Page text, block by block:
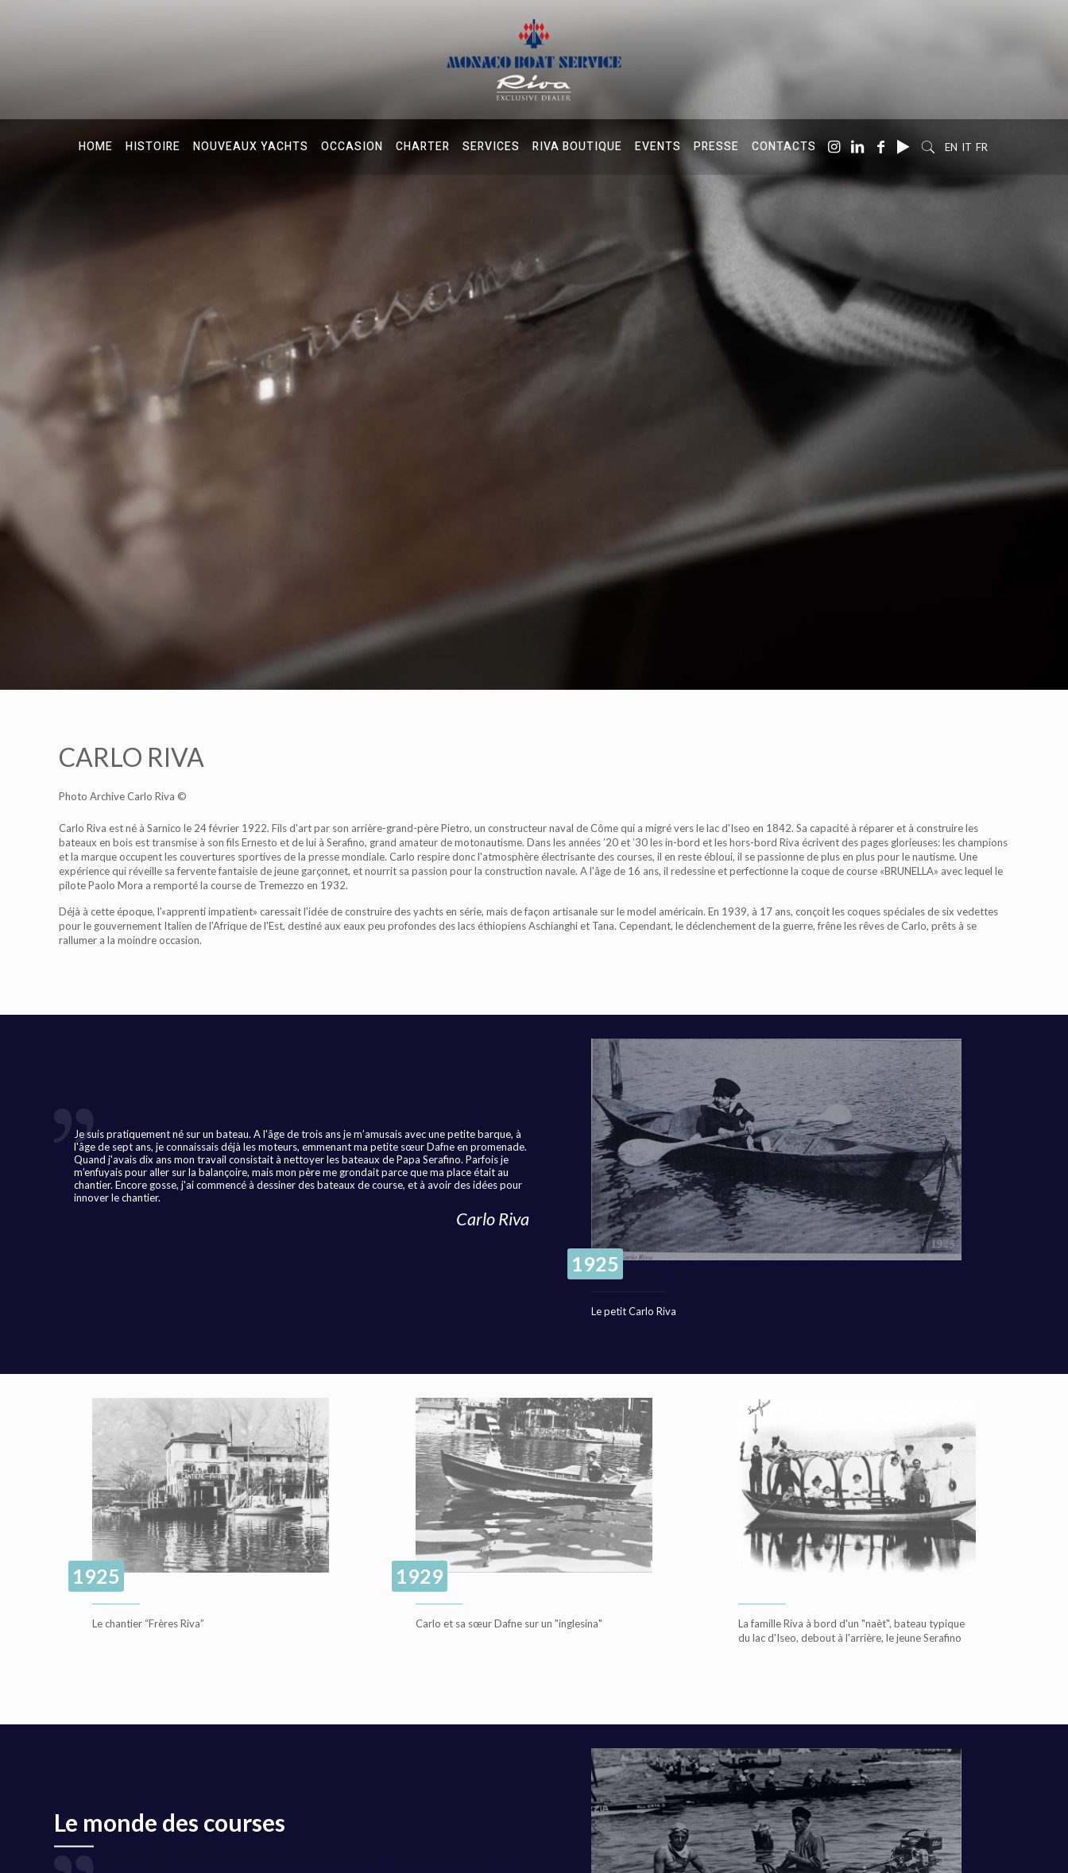
HOME HISTOIRE NOUVEAUX YACHTS OCCASION CHARTER SERVICES RIVA BOUTIQUE EVENTS PRESSE CONTACTS EN IT FR
CARLO RIVA
Photo Archive Carlo Riva ©
Carlo Riva est né à Sarnico le 24 février 1922. Fils d'art par son arrière-grand-père Pietro, un constructeur naval de Côme qui a migré vers le lac d'Iseo en 1842. Sa capacité à réparer et à construire les
bateaux en bois est transmise à son fils Ernesto et de lui à Serafino, grand amateur de motonautisme. Dans les années ’20 et ’30 les in-bord et les hors-bord Riva écrivent des pages glorieuses: les champions
et la marque occupent les couvertures sportives de la presse mondiale. Carlo respire donc l'atmosphère électrisante des courses, il en reste ébloui, il se passionne de plus en plus pour le nautisme. Une
expérience qui réveille sa fervente fantaisie de jeune garçonnet, et nourrit sa passion pour la construction navale. A l'âge de 16 ans, il redessine et perfectionne la coque de course «BRUNELLA» avec lequel le
pilote Paolo Mora a remporté la course de Tremezzo en 1932.
Déjà à cette époque, l'«apprenti impatient» caressait l'idée de construire des yachts en série, mais de façon artisanale sur le model américain. En 1939, à 17 ans, conçoit les coques spéciales de six vedettes
pour le gouvernement Italien de l'Afrique de l'Est, destiné aux eaux peu profondes des lacs éthiopiens Aschianghi et Tana. Cependant, le déclenchement de la guerre, frêne les rêves de Carlo, prêts à se
rallumer a la moindre occasion.
Je suis pratiquement né sur un bateau. A l'âge de trois ans je m’amusais avec une petite barque, à
l'âge de sept ans, je connaissais déjà les moteurs, emmenant ma petite sœur Dafne en promenade.
Quand j'avais dix ans mon travail consistait à nettoyer les bateaux de Papa Serafino. Parfois je
m’enfuyais pour aller sur la balançoire, mais mon père me grondait parce que ma place était au
chantier. Encore gosse, j'ai commencé à dessiner des bateaux de course, et à avoir des idées pour
innover le chantier.
Carlo Riva
1925
Le petit Carlo Riva
1925
Le chantier “Frères Riva”
1929
Carlo et sa sœur Dafne sur un "inglesina"
La famille Riva à bord d'un "naèt", bateau typique
du lac d'Iseo, debout à l'arrière, le jeune Serafino
Le monde des courses